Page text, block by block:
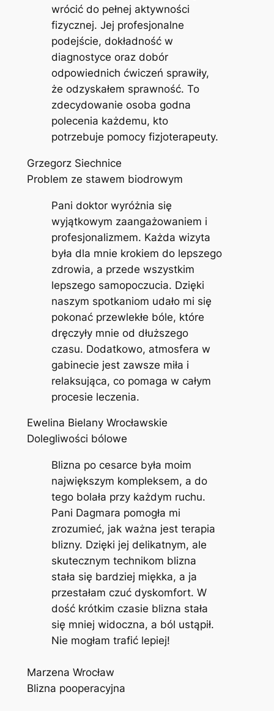
wrócić do pełnej aktywności
fizycznej. Jej profesjonalne
podejście, dokładność w
diagnostyce oraz dobór
odpowiednich ćwiczeń sprawiły,
że odzyskałem sprawność. To
zdecydowanie osoba godna
polecenia każdemu, kto
potrzebuje pomocy fizjoterapeuty.
Grzegorz Siechnice
Problem ze stawem biodrowym
Pani doktor wyróżnia się
wyjątkowym zaangażowaniem i
profesjonalizmem. Każda wizyta
była dla mnie krokiem do lepszego
zdrowia, a przede wszystkim
lepszego samopoczucia. Dzięki
naszym spotkaniom udało mi się
pokonać przewlekłe bóle, które
dręczyły mnie od dłuższego
czasu. Dodatkowo, atmosfera w
gabinecie jest zawsze miła i
relaksująca, co pomaga w całym
procesie leczenia.
Ewelina Bielany Wrocławskie
Dolegliwości bólowe
Blizna po cesarce była moim
największym kompleksem, a do
tego bolała przy każdym ruchu.
Pani Dagmara pomogła mi
zrozumieć, jak ważna jest terapia
blizny. Dzięki jej delikatnym, ale
skutecznym technikom blizna
stała się bardziej miękka, a ja
przestałam czuć dyskomfort. W
dość krótkim czasie blizna stała
się mniej widoczna, a ból ustąpił.
Nie mogłam trafić lepiej!
Marzena Wrocław
Blizna pooperacyjna